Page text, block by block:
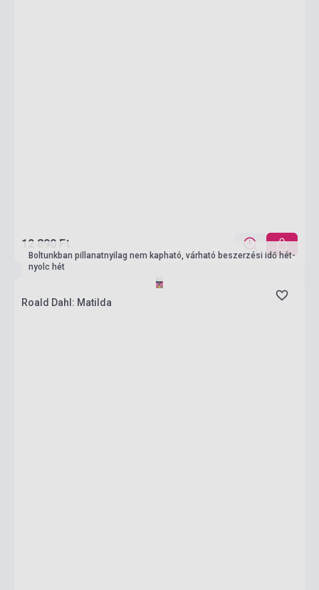
12 890 Ft
Boltunkban pillanatnyilag nem kapható, várható beszerzési idő hét-
nyolc hét
Roald Dahl: Matilda